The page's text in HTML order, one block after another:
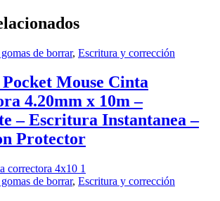
de borrar, Escritura y corrección
Mouse Cinta
4.20mm x 10m –
– Escritura Instantanea –
Protector
de borrar, Escritura y corrección